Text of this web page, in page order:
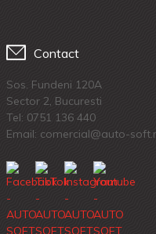
Contact
Sos. Fundeni 120A
Sector 2, Bucuresti
Tel: 0751 136 440
Email: comercial@auto-